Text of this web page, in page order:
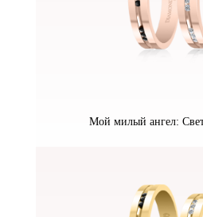
Мой милый ангел: